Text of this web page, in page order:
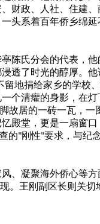
财政、人社、住建
头系着百年侨乡绵
陈氏分会的代表，
透了时光的醇厚。
地捐给家乡的学校、
个清癯的身影，在
故居的一砖一瓦，
殿堂，更是一扇窗
的"刚性"要求，与纪
、凝聚海外侨心等方
。王刚副区长则关